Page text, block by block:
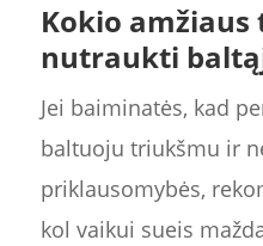
Kokio
nutraukti
Jei baiminatės, kad
baltuoju triukšmu ir
priklausomybės,
kol vaikui sueis